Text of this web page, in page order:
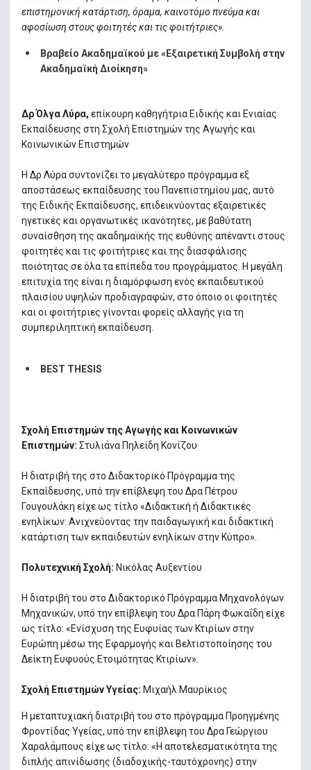
επιστημονική κατάρτιση, όραμα, καινοτόμο πνεύμα και
αφοσίωση στους φοιτητές και τις φοιτήτριες».
Βραβείο Ακαδημαϊκού με «Εξαιρετική Συμβολή στην
Ακαδημαϊκή Διοίκηση»
Δρ Όλγα Λύρα, επίκουρη καθηγήτρια Ειδικής και Ενιαίας
Εκπαίδευσης στη Σχολή Επιστημών της Αγωγής και
Κοινωνικών Επιστημών
Η Δρ Λύρα συντονίζει το μεγαλύτερο πρόγραμμα εξ
αποστάσεως εκπαίδευσης του Πανεπιστημίου μας, αυτό
της Ειδικής Εκπαίδευσης, επιδεικνύοντας εξαιρετικές
ηγετικές και οργανωτικές ικανότητες, με βαθύτατη
συναίσθηση της ακαδημαϊκής της ευθύνης απέναντι στους
φοιτητές και τις φοιτήτριες και της διασφάλισης
ποιότητας σε όλα τα επίπεδα του προγράμματος. Η μεγάλη
επιτυχία της είναι η διαμόρφωση ενός εκπαιδευτικού
πλαισίου υψηλών προδιαγραφών, στο όποιο οι φοιτητές
και οι φοιτήτριες γίνονται φορείς αλλαγής για τη
συμπεριληπτική εκπαίδευση.
BEST THESIS
Σχολή Επιστημών της Αγωγής και Κοινωνικών
Επιστημών: Στυλιάνα Πηλείδη Κονίζου
Η διατριβή της στο Διδακτορικό Πρόγραμμα της
Εκπαίδευσης, υπό την επίβλεψη του Δρα Πέτρου
Γουγουλάκη είχε ως τίτλο «Διδακτική ή Διδακτικές
ενηλίκων: Ανιχνεύοντας την παιδαγωγική και διδακτική
κατάρτιση των εκπαιδευτών ενηλίκων στην Κύπρο».
Πολυτεχνική Σχολή: Νικόλας Αυξεντίου
Η διατριβή του στο Διδακτορικό Πρόγραμμα Μηχανολόγων
Μηχανικών, υπό την επίβλεψη του Δρα Πάρη Φωκαΐδη είχε
ως τίτλο: «Ενίσχυση της Ευφυίας των Κτιρίων στην
Ευρώπη μέσω της Εφαρμογής και Βελτιστοποίησης του
Δείκτη Ευφυούς Ετοιμότητας Κτιρίων».
Σχολή Επιστημών Υγείας: Μιχαήλ Μαυρίκιος
Η μεταπτυχιακή διατριβή του στο πρόγραμμα Προηγμένης
Φροντίδας Υγείας, υπό την επίβλεψη του Δρα Γεώργιου
Χαραλάμπους είχε ως τίτλο: «Η αποτελεσματικότητα της
διπλής απινίδωσης (διαδοχικής-ταυτόχρονης) στην